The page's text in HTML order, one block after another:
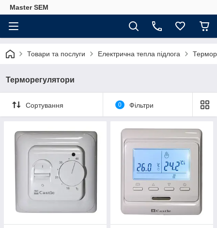
Master SEM
Товари та послуги Електрична тепла підлога
Терморегулятори
Сортування 0 Фільтри